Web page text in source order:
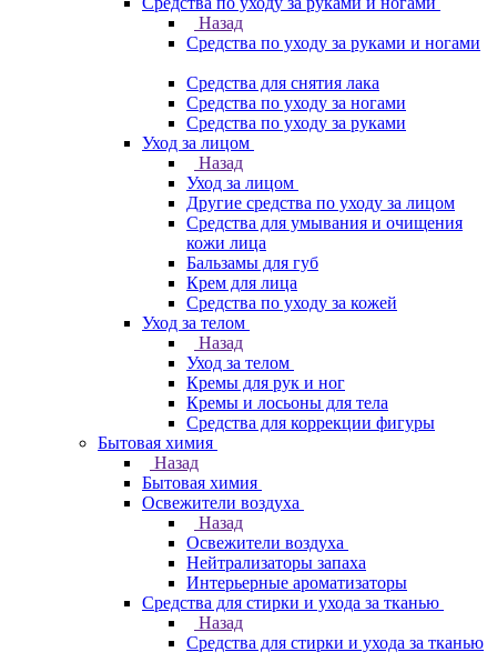
Назад
Средства по уходу за руками и ногами
Средства для снятия лака
Средства по уходу за ногами
Средства по уходу за руками
Уход за лицом
Назад
Уход за лицом
Другие средства по уходу за лицом
Средства для умывания и очищения
кожи лица
Бальзамы для губ
Крем для лица
Средства по уходу за кожей
Уход за телом
Назад
Уход за телом
Кремы для рук и ног
Кремы и лосьоны для тела
Средства для коррекции фигуры
Бытовая химия
Назад
Бытовая химия
Освежители воздуха
Назад
Освежители воздуха
Нейтрализаторы запаха
Интерьерные ароматизаторы
Средства для стирки и ухода за тканью
Назад
Средства для стирки и ухода за тканью